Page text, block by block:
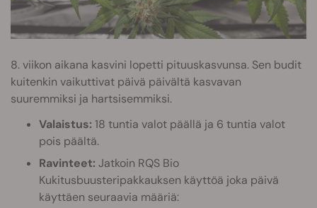
8. viikon aikana kasvini lopetti pituuskasvunsa. Sen budit
kuitenkin vaikuttivat päivä päivältä kasvavan
suuremmiksi ja hartsisemmiksi.
Valaistus: 18 tuntia valot päällä ja 6 tuntia valot
pois päältä.
Ravinteet: Jatkoin RQS Bio
Kukitusbuusteripakkauksen käyttöä joka päivä
käyttäen seuraavia määriä: